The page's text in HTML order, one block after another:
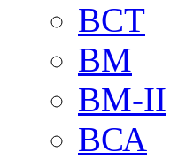
BCT
BM
BM-II
ВСА